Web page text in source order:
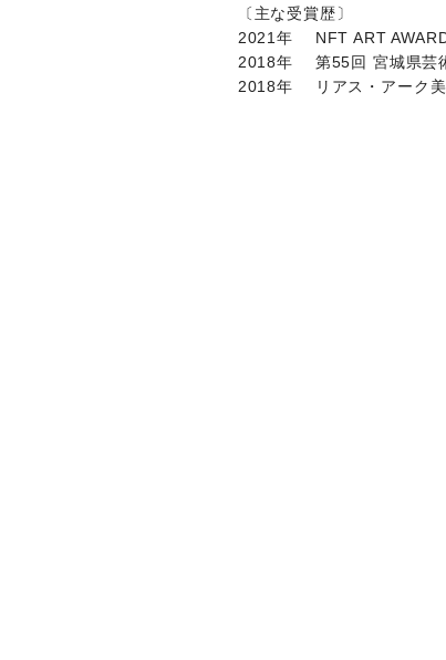
〔主な受賞歴〕
2021年 NFT ART
2018年 第55回 宮城県芸
2018年 リアス・アーク美